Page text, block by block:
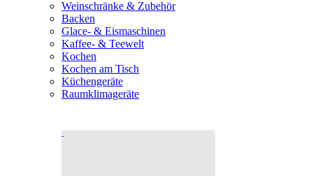
Weinschränke & Zubehör
Backen
Glace- & Eismaschinen
Kaffee- & Teewelt
Kochen
Kochen am Tisch
Küchengeräte
Raumklimageräte